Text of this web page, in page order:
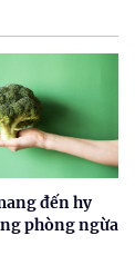
đến hy
phòng ngừa